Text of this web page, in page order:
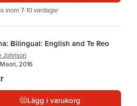
inom 7-10 vardagar
Bilingual: English and Te Reo
Johnson
2016
Lägg i varukorg